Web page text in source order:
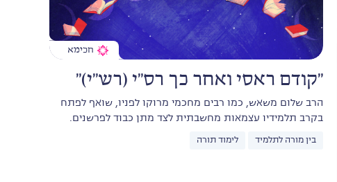
חכימא
"קודם ראסי ואחר כך רס"י (רש"י)"
הרב שלום משאש, כמו רבים מחכמי מרוקו לפניו, שואף לפתח
בקרב תלמידיו עצמאות מחשבתית לצד מתן כבוד לפרשנים.
בין מורה לתלמיד לימוד תורה